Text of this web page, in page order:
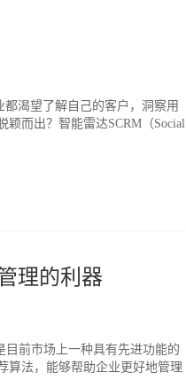
渴望了解自己的客户，洞察用
而出？智能雷达SCRM（Social
理的利器
目前市场上一种具有先进功能的
算法，能够帮助企业更好地管理